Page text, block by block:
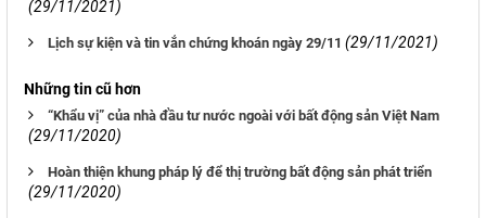
(29/11/2021)
Lịch sự kiện và tin vắn chứng khoán ngày 29/11 (29/11/2021)
Những tin cũ hơn
“Khẩu vị” của nhà đầu tư nước ngoài với bất động sản Việt Nam
(29/11/2020)
Hoàn thiện khung pháp lý để thị trường bất động sản phát triển
(29/11/2020)